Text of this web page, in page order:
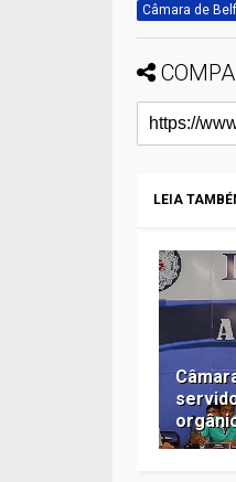
Câmara de
LEIA